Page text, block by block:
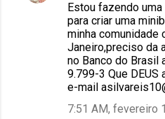
Estou fazendo
para criar uma
minha comunidade
Janeiro,preciso da
no Banco do Brasil
9.799-3 Que
e-mail
7:51 AM, fevereiro